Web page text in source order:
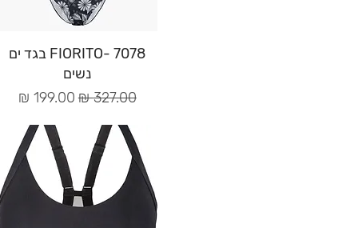
תצוגה מהירה 7078 -FIORITO בגד ים
נשים
מחיר רגיל‏327.00 ‏₪ מחיר מבצע